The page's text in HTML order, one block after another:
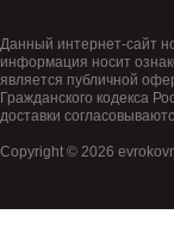
Данный интернет-сайт
информация носит
является публичной
Гражданского кодекса
доставки
Copyright © 2026